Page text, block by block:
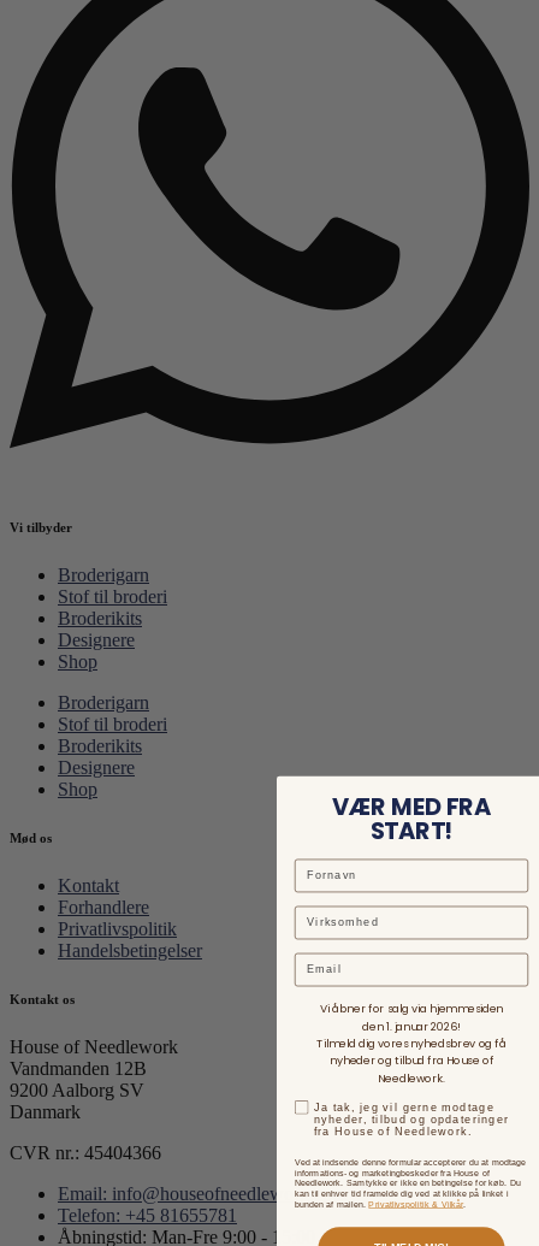
Vi tilbyder
Broderigarn
Stof til broderi
Broderikits
Designere
Shop
Broderigarn
Stof til broderi
Broderikits
Designere
Shop
Mød os
Kontakt
Forhandlere
Privatlivspolitik
Handelsbetingelser
Kontakt os
House of Needlework
Vandmanden 12B
9200 Aalborg SV
Danmark
CVR nr.: 45404366
Email: info@houseofneedlework.com
Telefon: +45 81655781
Åbningstid: Man-Fre 9:00 - 15:00
VÆR MED FRA
START!
Email
Vi åbner for salg via hjemmesiden
den 1. januar 2026!
Tilmeld dig vores nyhedsbrev og få
nyheder og tilbud fra House of
Needlework.
Ja tak, jeg vil gerne modtage
nyheder, tilbud og opdateringer
fra House of Needlework.
Ved at indsende denne formular accepterer du at modtage
informations- og marketingbeskeder fra House of
Needlework. Samtykke er ikke en betingelse for køb. Du
kan til enhver tid framelde dig ved at klikke på linket i
bunden af mailen.Privatlivspolitik & Vilkår.